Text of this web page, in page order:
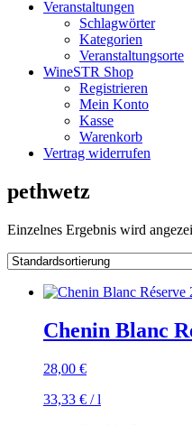
Veranstaltungen
Schlagwörter
Kategorien
Veranstaltungsorte
WineSTR Shop
Registrieren
Mein Konto
Kasse
Warenkorb
Vertrag widerrufen
pethwetz
Einzelnes Ergebnis wird
Chenin Blanc
28,00 €
33,33 € /l